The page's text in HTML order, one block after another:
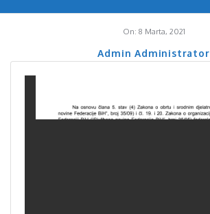
On: 8 Marta, 2021
Admin Administrator